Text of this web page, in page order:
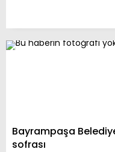
Bayrampaşa
sofrası